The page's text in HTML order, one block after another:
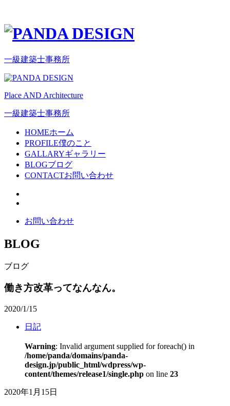
一級建築士事務所
Place AND Architecture
一級建築士事務所
HOMEホーム
PROFILE僕のこと
GALLARYギャラリー
BLOGブログ
CONTACTお問い合わせ
お問い合わせ
BLOG
ブログ
働き方改革ってなんなん。
2020/1/15
日記
Warning: Invalid argument supplied for foreach() in
/home/panda/domains/panda-
design.jp/public_html/wdpress/wp-
content/themes/release1/single.php on line 23
2020年1月15日